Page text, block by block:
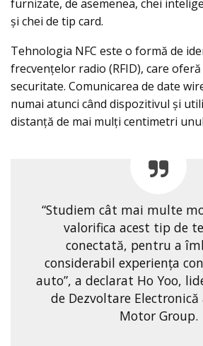
furnizate, de asemenea, chei
și chei de tip card.
Tehnologia NFC este o formă de
frecvențelor radio (RFID), care
securitate. Comunicarea de date
numai atunci când dispozitivul și
distanță de mai mulți centimetri
“Studiem cât mai multe
valorifica acest tip de
conectată, pentru a
considerabil experiența
auto”, a declarat Ho Yoo,
de Dezvoltare
Motor Group.